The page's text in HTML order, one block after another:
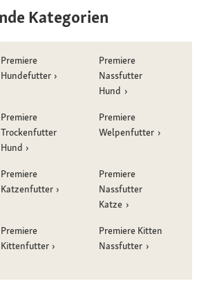
Kategorien
Premiere
Hundefutter
Premiere
Nassfutter
Hund
Premiere
Trockenfutter
Hund
Premiere
Welpenfutter
Premiere
Katzenfutter
Premiere
Nassfutter
Katze
Premiere
Kittenfutter
Premiere Kitten
Nassfutter